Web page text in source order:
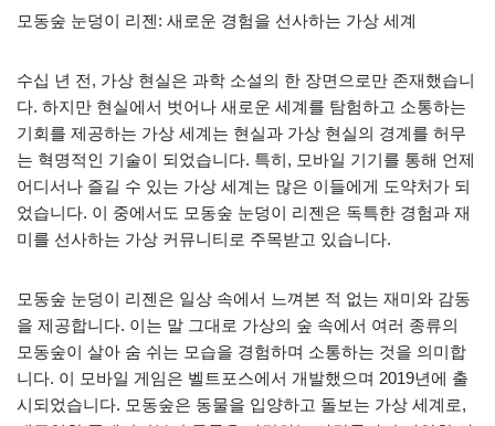
모동숲 눈덩이 리젠: 새로운 경험을 선사하는 가상 세계
수십 년 전, 가상 현실은 과학 소설의 한 장면으로만 존재했습니
다. 하지만 현실에서 벗어나 새로운 세계를 탐험하고 소통하는
기회를 제공하는 가상 세계는 현실과 가상 현실의 경계를 허무
는 혁명적인 기술이 되었습니다. 특히, 모바일 기기를 통해 언제
어디서나 즐길 수 있는 가상 세계는 많은 이들에게 도약처가 되
었습니다. 이 중에서도 모동숲 눈덩이 리젠은 독특한 경험과 재
미를 선사하는 가상 커뮤니티로 주목받고 있습니다.
모동숲 눈덩이 리젠은 일상 속에서 느껴본 적 없는 재미와 감동
을 제공합니다. 이는 말 그대로 가상의 숲 속에서 여러 종류의
모동숲이 살아 숨 쉬는 모습을 경험하며 소통하는 것을 의미합
니다. 이 모바일 게임은 벨트포스에서 개발했으며 2019년에 출
시되었습니다. 모동숲은 동물을 입양하고 돌보는 가상 세계로,